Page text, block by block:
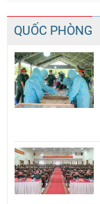
QUỐC PHÒNG